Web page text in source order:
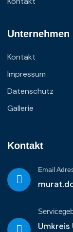
Unternehmen
Kontakt
Impressum
Datenschutz
Gallerie
Kontakt
Email
Umkreis